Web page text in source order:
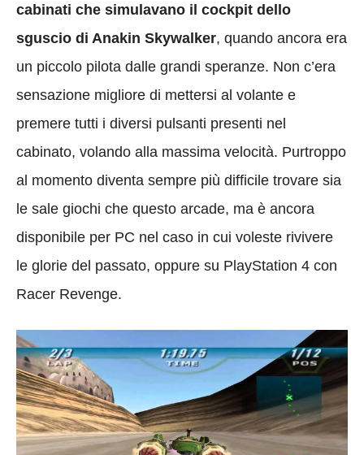
cabinati che simulavano il cockpit dello
sguscio di Anakin Skywalker, quando ancora era
un piccolo pilota dalle grandi speranze. Non c’era
sensazione migliore di mettersi al volante e
premere tutti i diversi pulsanti presenti nel
cabinato, volando alla massima velocità. Purtroppo
al momento diventa sempre più difficile trovare sia
le sale giochi che questo arcade, ma è ancora
disponibile per PC nel caso in cui voleste rivivere
le glorie del passato, oppure su PlayStation 4 con
Racer Revenge.